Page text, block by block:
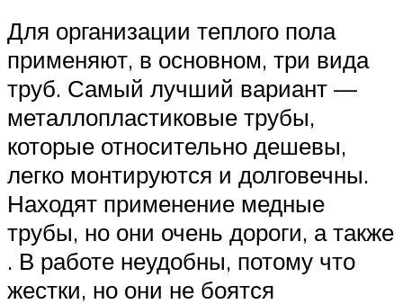
Для организации теплого пола
применяют, в основном, три вида
труб. Самый лучший вариант —
металлопластиковые трубы,
которые относительно дешевы,
легко монтируются и долговечны.
Находят применение медные
трубы, но они очень дороги, а также
. В работе неудобны, потому что
жестки, но они не боятся